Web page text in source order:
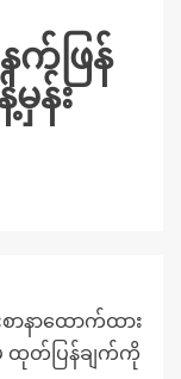
က်ဖြန်
န်း
ာနာထောက်ထား
ထုတ်ပြန်ချက်ကို